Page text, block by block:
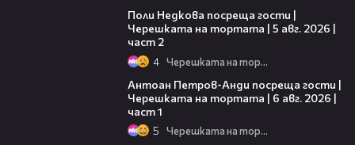
Поли Недкова посреща гости |
Черешката на тортата | 5 авг. 2026 |
част 2
4 Черешката на тортата
Антоан Петров-Анди посреща гости |
Черешката на тортата | 6 авг. 2026 |
част 1
5 Черешката на тортата